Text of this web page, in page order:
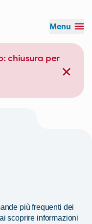
Menu
chiusura per
più frequenti dei
scoprire informazioni